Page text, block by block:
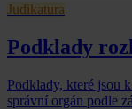
Judikatura
Podklady
Podklady, které jsou
správní orgán podle